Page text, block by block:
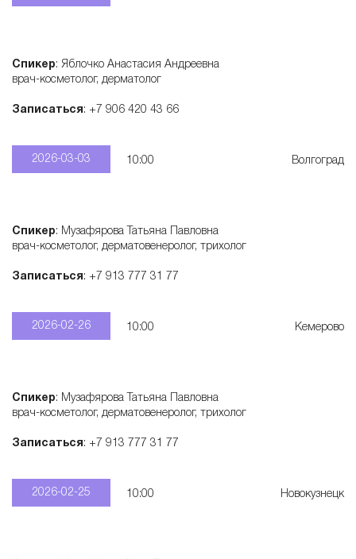
Спикер: Яблочко Анастасия Андреевна
врач-косметолог, дерматолог
Записаться: +7 906 420 43 66
2026-03-03 10:00 Волгоград
Спикер: Музафярова Татьяна Павловна
врач-косметолог, дерматовенеролог, трихолог
Записаться: +7 913 777 31 77
2026-02-26 10:00 Кемерово
Спикер: Музафярова Татьяна Павловна
врач-косметолог, дерматовенеролог, трихолог
Записаться: +7 913 777 31 77
2026-02-25 10:00 Новокузнецк